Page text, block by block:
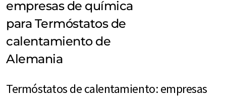
empresas de química
para Termóstatos de
calentamiento de
Alemania
Termóstatos de calentamiento: empresas